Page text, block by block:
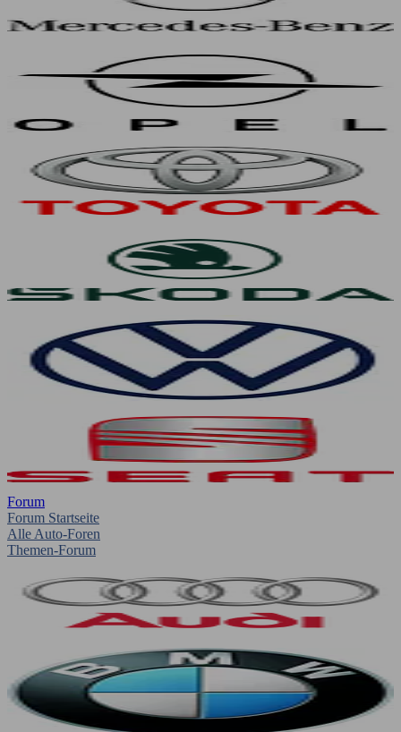
Forum
Forum Startseite
Alle Auto-Foren
Themen-Forum